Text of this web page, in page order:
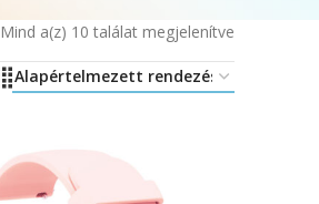
Mind a(z) 10 találat megjelenítve